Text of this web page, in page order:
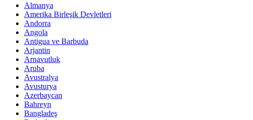
Almanya
Amerika Birleşik Devletleri
Andorra
Angola
Antigua ve Barbuda
Arjantin
Arnavutluk
Aruba
Avustralya
Avusturya
Azerbaycan
Bahreyn
Bangladeş